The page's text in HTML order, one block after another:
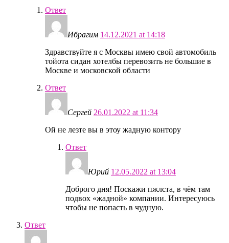
Ответ
Ибрагим 14.12.2021 at 14:18
Здравствуйте я с Москвы имею свой автомобиль
тойота сидан хотелбы перевозить не большие в
Москве и московской области
Ответ
Сергей 26.01.2022 at 11:34
Ой не лезте вы в этоу жадную контору
Ответ
Юрий 12.05.2022 at 13:04
Доброго дня! Поскажи пжлста, в чём там
подвох «жадной» компании. Интересуюсь
чтобы не попасть в чудную.
Ответ